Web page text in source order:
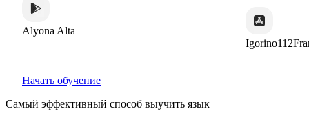
Alta
Igorino112France
Начать обучение
Самый эффективный способ выучить язык